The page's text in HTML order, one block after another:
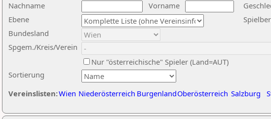
Nachname
Vorname
Ebene
Sortierung
Bundesland
Spgem./Kreis/Verein
Nur "österreichische" Spieler (Land=AUT)
Vereinslisten:Wien Niederösterreich BurgenlandOberösterreich Salzburg